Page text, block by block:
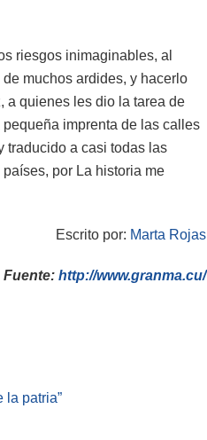
riesgos inimaginables, al
muchos ardides, y hacerlo
a quienes les dio la tarea de
imprenta de las calles
traducido a casi todas las
por La historia me
Escrito por: Marta Rojas
Fuente: http://www.granma.cu/
la patria”